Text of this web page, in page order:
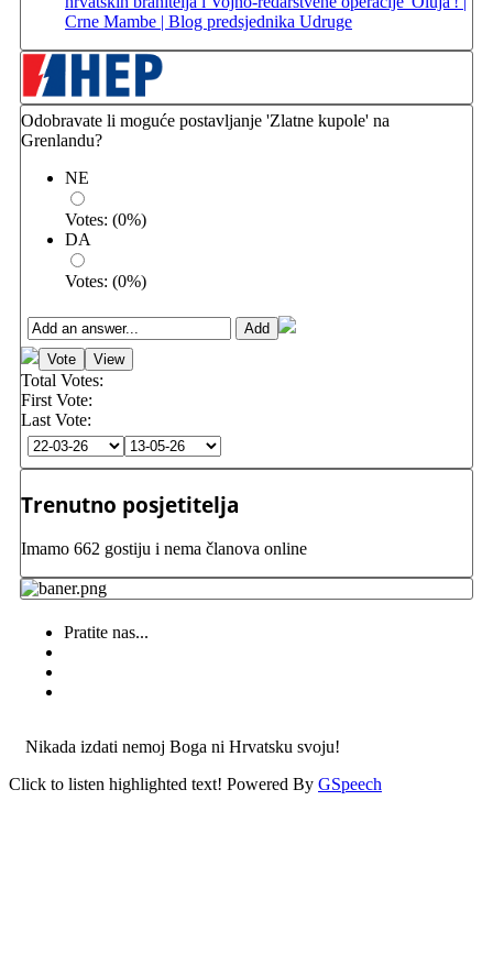
Crne Mambe | Blog predsjednika Udruge
Odobravate li moguće postavljanje 'Zlatne kupole' na
Grenlandu?
NE
Votes: (0%)
DA
Votes: (0%)
Total Votes:
First Vote:
Last Vote:
Trenutno posjetitelja
Imamo 662 gostiju i nema članova online
Pratite nas...
Nikada izdati nemoj Boga ni Hrvatsku svoju!
Click to listen highlighted text! Powered By GSpeech